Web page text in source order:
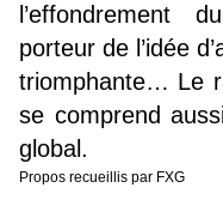
l’effondrement
porteur de l’idée
triomphante… Le
se comprend
global.
Propos recueillis par FXG